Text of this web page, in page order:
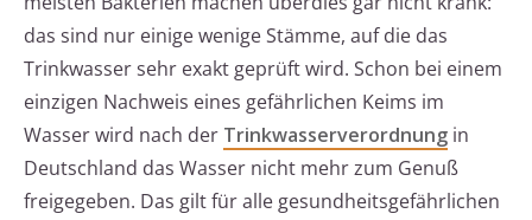
das sind nur einige wenige Stämme, auf die das
Trinkwasser sehr exakt geprüft wird. Schon bei einem
einzigen Nachweis eines gefährlichen Keims im
Wasser wird nach der Trinkwasserverordnung in
Deutschland das Wasser nicht mehr zum Genuß
freigegeben. Das gilt für alle gesundheitsgefährlichen